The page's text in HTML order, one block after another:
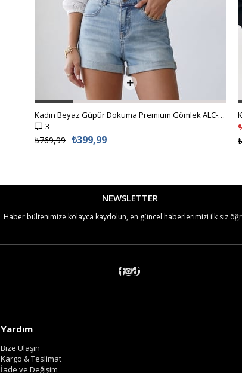
Kadın Beyaz Güpür Dokuma Premıum Gömlek ALC-X4366
3
₺399,99
₺769,99
NEWSLETTER
Haber bültenimize kolayca kaydolun, en güncel haberlerimizi ilk siz
Yardım
Bize Ulaşın
Kargo & Teslimat
İade ve Değişim